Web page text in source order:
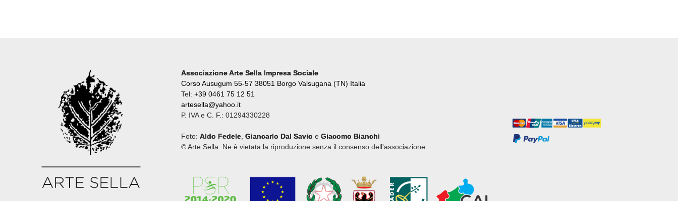
Associazione Arte Sella Impresa Sociale
Corso Ausugum 55-57 38051 Borgo Valsugana (TN) Italia
Tel: +39 0461 75 12 51
artesella@yahoo.it
P. IVA e C. F.: 01294330228
Foto: Aldo Fedele, Giancarlo Dal Savio e Giacomo Bianchi
© Arte Sella. Ne è vietata la riproduzione senza il consenso dell'associazione.